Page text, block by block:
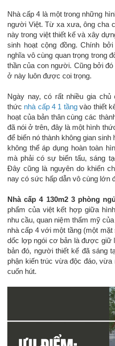
Nhà cấp 4 là một trong những
người Việt. Từ xa xưa, ông cha
này trong việt thiết kế và xây
sinh hoạt cộng đồng. Chính
nghĩa vô cùng quan trọng trong
thần của con người. Cũng bởi
ở này luôn được coi trọng.
Ngày nay, có rất nhiều gia
thức nhà cấp 4 1 tầngvào thiết
hoạt của bản thân cùng các
đã nói ở trên, đây là một hình
để biến nó thành không gian
không thể áp dụng hoàn toàn
mà phải có sự biến tấu, sáng
Đây cũng là nguyên do khiến
nay có sức hấp dẫn vô cùng lớn
Nhà cấp 4 130m2 3 phòng
phẩm của việt kết hợp giữa
nhu cầu, quan niệm thẩm mỹ
nhà cấp 4 với một tầng (một
dốc lợp ngói cơ bản là được giữ
bản đó, người thiết kế đã sáng
phận kiến trúc vừa độc đáo,
cuốn hút.